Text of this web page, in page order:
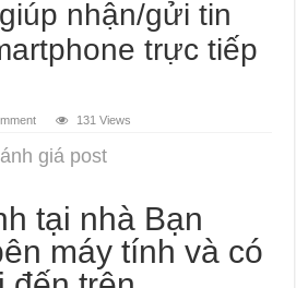
nhận/gửi tin
trực tiếp
131 Views
giá post
tại nhà Bạn
máy tính và có